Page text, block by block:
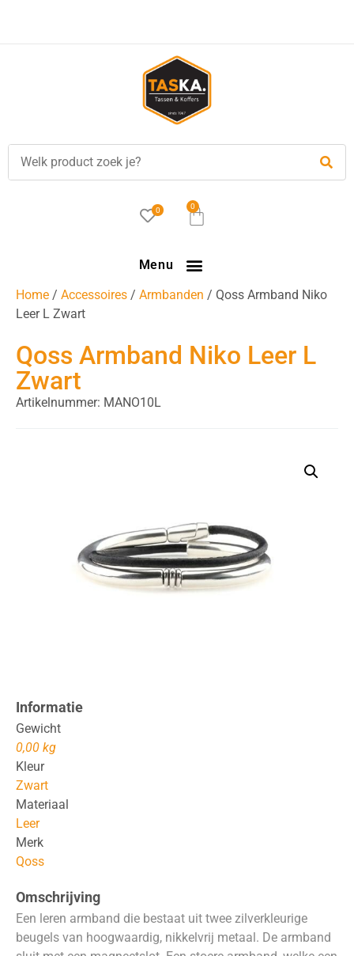
besteld, is vandaag verzonden!
0 0
Menu
Home / Accessoires / Armbanden / Qoss Armband Niko
Leer L Zwart
Qoss Armband Niko Leer L
Zwart
Artikelnummer: MANO10L
Informatie
Gewicht
0,00 kg
Kleur
Zwart
Materiaal
Leer
Merk
Qoss
Omschrijving
Een leren armband die bestaat uit twee zilverkleurige
beugels van hoogwaardig, nikkelvrij metaal. De armband